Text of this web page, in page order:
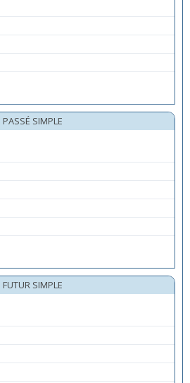
PASSÉ SIMPLE
FUTUR SIMPLE